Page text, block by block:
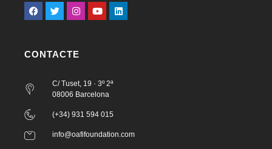
CONTACTE
C/ Tuset, 19 · 3º 2ª
08006 Barcelona
(+34) 931 594 015
info@oafifoundation.com